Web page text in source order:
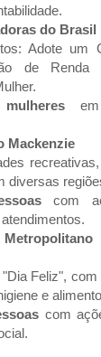
do Brasil
Adote um
de
em
Mackenzie
diversas
com
Feliz",
e
com